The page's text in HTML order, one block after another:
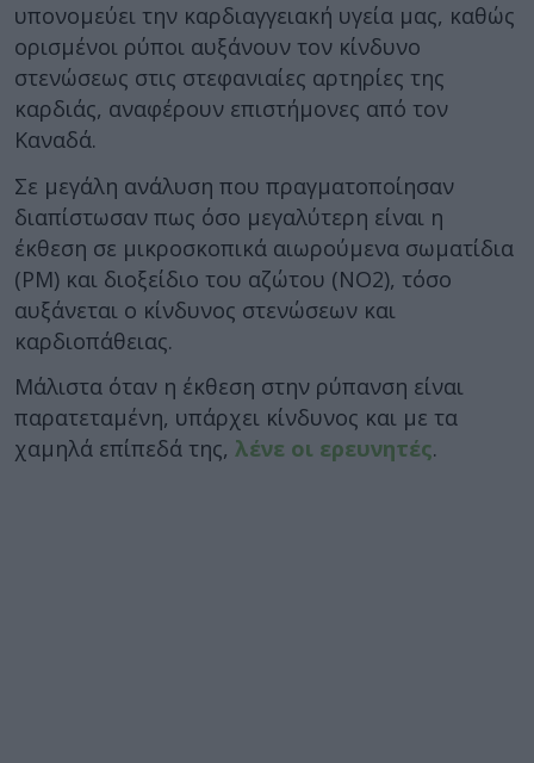
υπονομεύει την καρδιαγγειακή υγεία μας, καθώς
ορισμένοι ρύποι αυξάνουν τον κίνδυνο
στενώσεως στις στεφανιαίες αρτηρίες της
καρδιάς, αναφέρουν επιστήμονες από τον
Καναδά.
Σε μεγάλη ανάλυση που πραγματοποίησαν
διαπίστωσαν πως όσο μεγαλύτερη είναι η
έκθεση σε μικροσκοπικά αιωρούμενα σωματίδια
(ΡΜ) και διοξείδιο του αζώτου (ΝΟ2), τόσο
αυξάνεται ο κίνδυνος στενώσεων και
καρδιοπάθειας.
Μάλιστα όταν η έκθεση στην ρύπανση είναι
παρατεταμένη, υπάρχει κίνδυνος και με τα
χαμηλά επίπεδά της, λένε οι ερευνητές.